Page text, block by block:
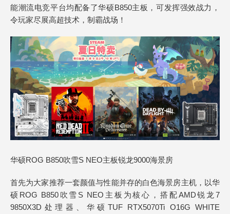
能潮流电竞平台均配备了华硕B850主板，可发挥强效战力，
令玩家尽展高超技术，制霸战场！
华硕ROG B850吹雪S NEO主板锐龙9000海景房
首先为大家推荐一套颜值与性能并存的白色海景房主机，以华
硕ROG B850吹雪S NEO主板为核心，搭配AMD锐龙7
9850X3D处理器、华硕TUF RTX5070Ti O16G WHITE